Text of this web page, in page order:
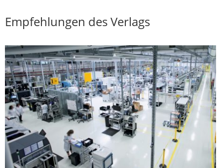
Empfehlungen des Verlags